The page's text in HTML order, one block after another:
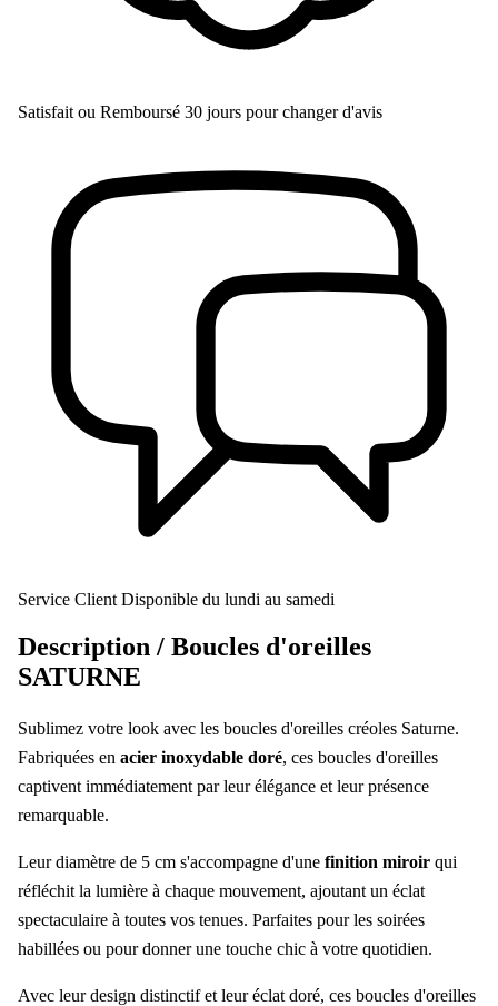
Satisfait ou Remboursé 30 jours pour changer d'avis
Service Client Disponible du lundi au samedi
Description / Boucles d'oreilles
SATURNE
Sublimez votre look avec les boucles d'oreilles créoles Saturne.
Fabriquées en acier inoxydable doré, ces boucles d'oreilles
captivent immédiatement par leur élégance et leur présence
remarquable.
Leur diamètre de 5 cm s'accompagne d'une finition miroir qui
réfléchit la lumière à chaque mouvement, ajoutant un éclat
spectaculaire à toutes vos tenues. Parfaites pour les soirées
habillées ou pour donner une touche chic à votre quotidien.
Avec leur design distinctif et leur éclat doré, ces boucles d'oreilles